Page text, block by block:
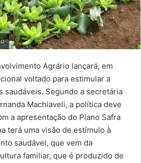
Agrário lançará, em
voltado para estimular a
saudáveis. Segundo a secretária
Machiaveli, a política deve
a apresentação do Plano Safra
terá uma visão de estímulo à
saudável, que vem da
familiar, que é produzido de